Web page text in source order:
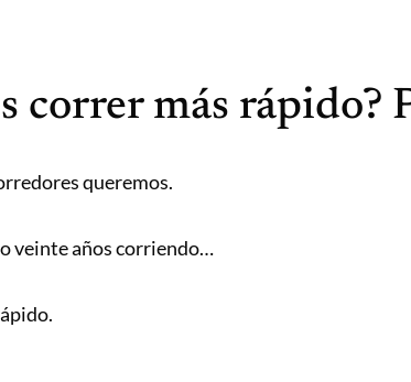
correr más rápido?
queremos.
o veinte años corriendo…